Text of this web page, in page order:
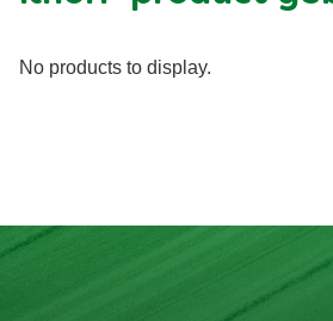
No products to display.